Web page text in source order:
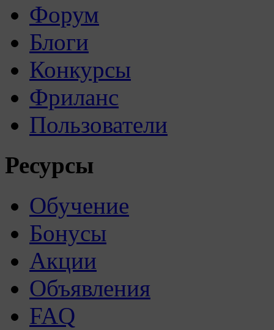
Форум
Блоги
Конкурсы
Фриланс
Пользователи
Ресурсы
Обучение
Бонусы
Акции
Объявления
FAQ